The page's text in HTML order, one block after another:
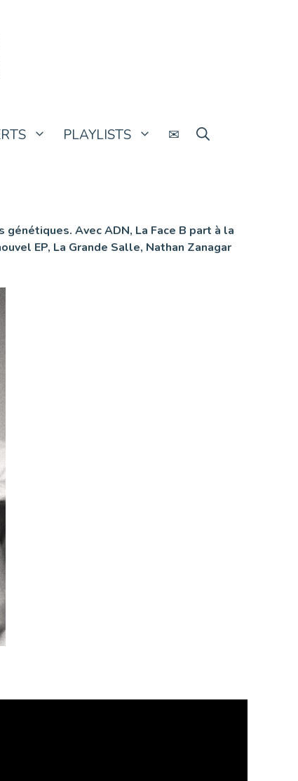
PLAYLISTS ✉
Avec ADN, La Face B part à la
EP, La Grande Salle, Nathan Zanagar